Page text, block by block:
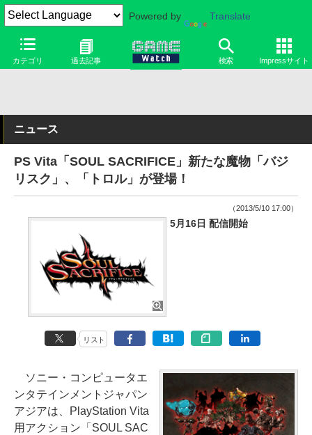
Powered by Translate
カテゴリ 過去記事 検索 Impressサイト
ニュース
PS Vita「SOUL SACRIFICE」新たな魔物「バジ
リスク」、「トロル」が登場！
（2013/5/10 17:00）
5月16日 配信開始
リスト
ソニー・コンピュータエ
ンタテインメントジャパン
アジアは、PlayStation Vita
用アクション「SOUL SAC